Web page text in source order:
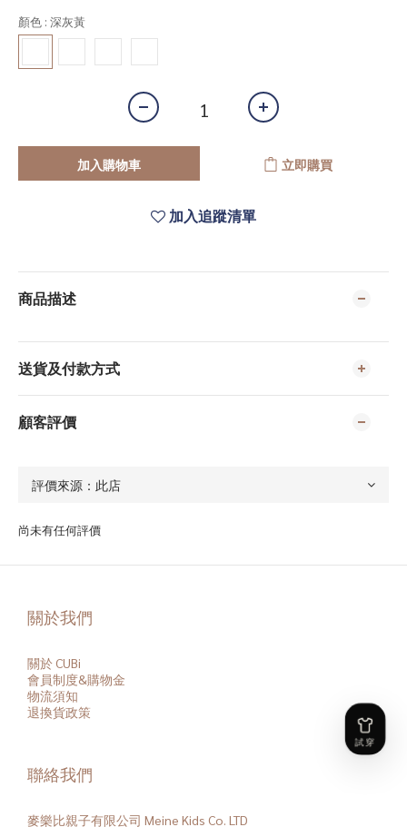
顏色 : 深灰黃
加入購物車 立即購買
加入追蹤清單
商品描述
送貨及付款方式
顧客評價
尚未有任何評價
關於我們
關於 CUBi
會員制度&購物金
物流須知
退換貨政策
聯絡我們
麥樂比親子有限公司 Meine Kids Co. LTD